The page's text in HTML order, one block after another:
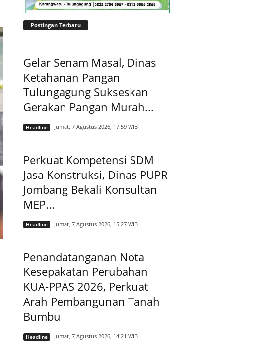
Postingan Terbaru
Gelar Senam Masal, Dinas
Ketahanan Pangan
Tulungagung Sukseskan
Gerakan Pangan Murah...
Headline Jumat, 7 Agustus 2026, 17:59 WIB
Perkuat Kompetensi SDM
Jasa Konstruksi, Dinas PUPR
Jombang Bekali Konsultan
MEP...
Headline Jumat, 7 Agustus 2026, 15:27 WIB
Penandatanganan Nota
Kesepakatan Perubahan
KUA-PPAS 2026, Perkuat
Arah Pembangunan Tanah
Bumbu
Headline Jumat, 7 Agustus 2026, 14:21 WIB